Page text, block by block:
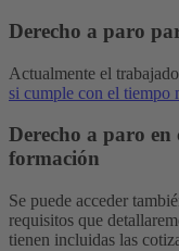
Derecho a paro
Actualmente el
si cumple con el tiempo
Derecho a paro
formación
Se puede acceder
requisitos que
tienen incluidas las